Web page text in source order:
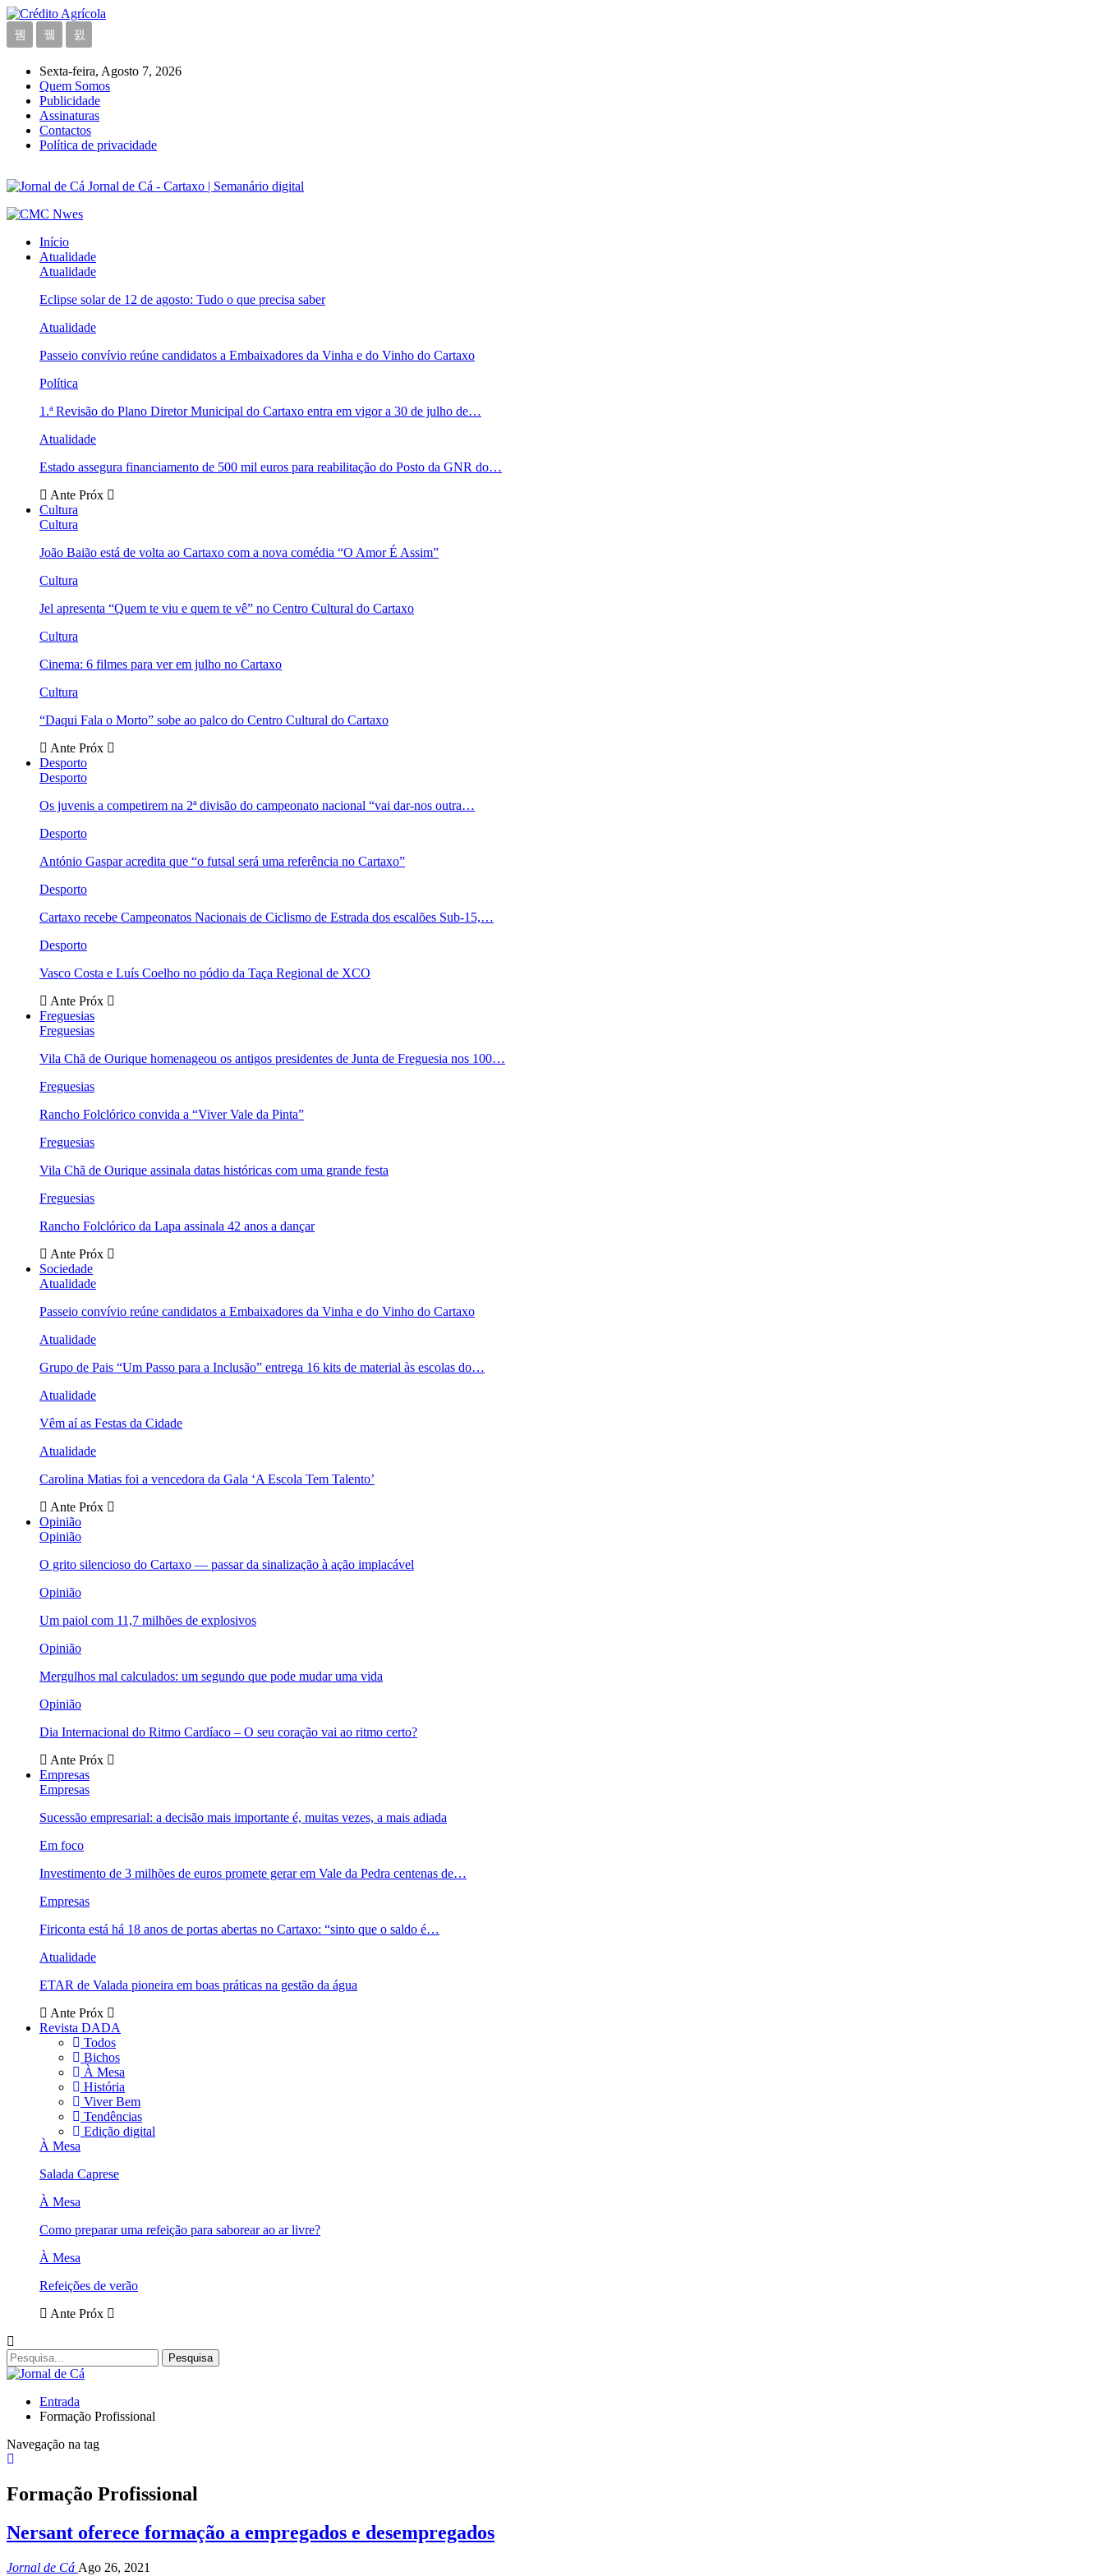
Sexta-feira, Agosto 7, 2026
Quem Somos
Publicidade
Assinaturas
Contactos
Política de privacidade
Jornal de Cá - Cartaxo | Semanário digital
Início
Atualidade
Atualidade
Eclipse solar de 12 de agosto: Tudo o que precisa saber
Atualidade
Passeio convívio reúne candidatos a Embaixadores da Vinha e do Vinho do Cartaxo
Política
1.ª Revisão do Plano Diretor Municipal do Cartaxo entra em vigor a 30 de julho de…
Atualidade
Estado assegura financiamento de 500 mil euros para reabilitação do Posto da GNR do…
Ante Próx
Cultura
Cultura
João Baião está de volta ao Cartaxo com a nova comédia “O Amor É Assim”
Cultura
Jel apresenta “Quem te viu e quem te vê” no Centro Cultural do Cartaxo
Cultura
Cinema: 6 filmes para ver em julho no Cartaxo
Cultura
“Daqui Fala o Morto” sobe ao palco do Centro Cultural do Cartaxo
Ante Próx
Desporto
Desporto
Os juvenis a competirem na 2ª divisão do campeonato nacional “vai dar-nos outra…
Desporto
António Gaspar acredita que “o futsal será uma referência no Cartaxo”
Desporto
Cartaxo recebe Campeonatos Nacionais de Ciclismo de Estrada dos escalões Sub-15,…
Desporto
Vasco Costa e Luís Coelho no pódio da Taça Regional de XCO
Ante Próx
Freguesias
Freguesias
Vila Chã de Ourique homenageou os antigos presidentes de Junta de Freguesia nos 100…
Freguesias
Rancho Folclórico convida a “Viver Vale da Pinta”
Freguesias
Vila Chã de Ourique assinala datas históricas com uma grande festa
Freguesias
Rancho Folclórico da Lapa assinala 42 anos a dançar
Ante Próx
Sociedade
Atualidade
Passeio convívio reúne candidatos a Embaixadores da Vinha e do Vinho do Cartaxo
Atualidade
Grupo de Pais “Um Passo para a Inclusão” entrega 16 kits de material às escolas do…
Atualidade
Vêm aí as Festas da Cidade
Atualidade
Carolina Matias foi a vencedora da Gala ‘A Escola Tem Talento’
Ante Próx
Opinião
Opinião
O grito silencioso do Cartaxo — passar da sinalização à ação implacável
Opinião
Um paiol com 11,7 milhões de explosivos
Opinião
Mergulhos mal calculados: um segundo que pode mudar uma vida
Opinião
Dia Internacional do Ritmo Cardíaco – O seu coração vai ao ritmo certo?
Ante Próx
Empresas
Empresas
Sucessão empresarial: a decisão mais importante é, muitas vezes, a mais adiada
Em foco
Investimento de 3 milhões de euros promete gerar em Vale da Pedra centenas de…
Empresas
Firiconta está há 18 anos de portas abertas no Cartaxo: “sinto que o saldo é…
Atualidade
ETAR de Valada pioneira em boas práticas na gestão da água
Ante Próx
Revista DADA
Todos
Bichos
À Mesa
História
Viver Bem
Tendências
Edição digital
À Mesa
Salada Caprese
À Mesa
Como preparar uma refeição para saborear ao ar livre?
À Mesa
Refeições de verão
Ante Próx
Entrada
Formação Profissional
Navegação na tag
Formação Profissional
Nersant oferece formação a empregados e desempregados
Jornal de Cá Ago 26, 2021